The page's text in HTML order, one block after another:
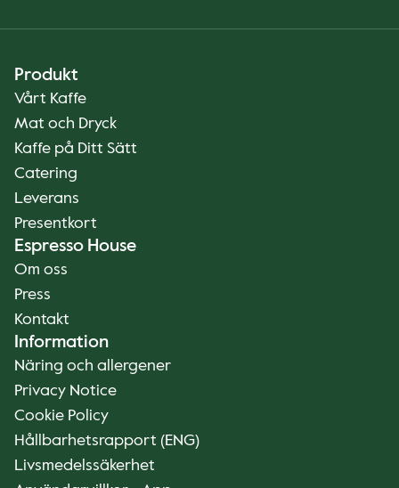
Produkt
Vårt Kaffe
Mat och Dryck
Kaffe på Ditt Sätt
Catering
Leverans
Presentkort
Espresso House
Om oss
Press
Kontakt
Information
Näring och allergener
Privacy Notice
Cookie Policy
Hållbarhetsrapport (ENG)
Livsmedelssäkerhet